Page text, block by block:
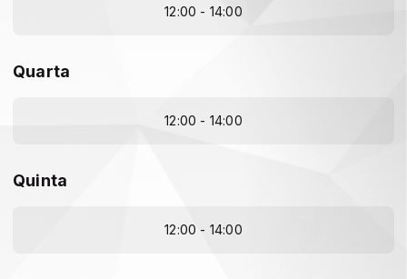
12:00 - 14:00
Quarta
12:00 - 14:00
Quinta
12:00 - 14:00